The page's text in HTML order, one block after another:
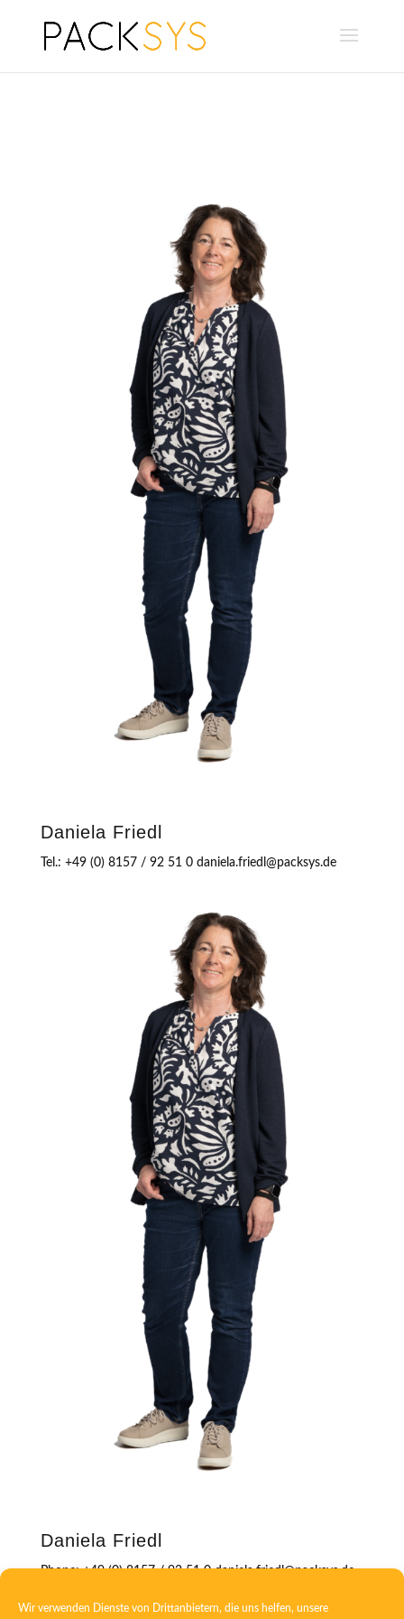
Wir verwenden Dienste von Drittanbietern, die uns helfen, unsere
Daniela Friedl
Tel.: +49 (0) 8157 / 92 51 0 daniela.friedl@packsys.de
Daniela Friedl
Phone: +49 (0) 8157 / 92 51 0 daniela.friedl@packsys.de